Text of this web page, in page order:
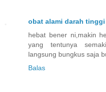
obat alami darah tinggi
hebat bener ni,makin
yang tentunya
langsung bungkus saja
Balas